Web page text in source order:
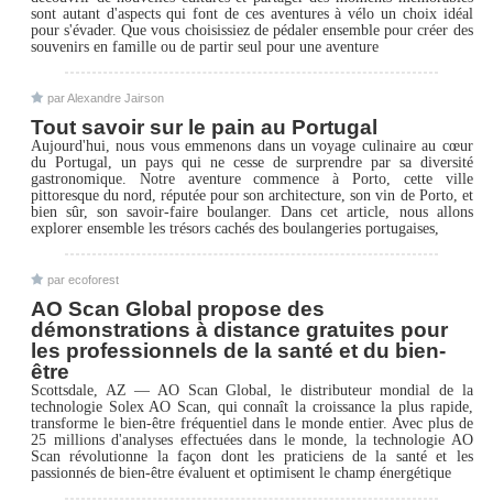
sont autant d'aspects qui font de ces aventures à vélo un choix idéal
pour s'évader. Que vous choisissiez de pédaler ensemble pour créer des
souvenirs en famille ou de partir seul pour une aventure
par Alexandre Jairson
Tout savoir sur le pain au Portugal
Aujourd'hui, nous vous emmenons dans un voyage culinaire au cœur
du Portugal, un pays qui ne cesse de surprendre par sa diversité
gastronomique. Notre aventure commence à Porto, cette ville
pittoresque du nord, réputée pour son architecture, son vin de Porto, et
bien sûr, son savoir-faire boulanger. Dans cet article, nous allons
explorer ensemble les trésors cachés des boulangeries portugaises,
par ecoforest
AO Scan Global propose des
démonstrations à distance gratuites pour
les professionnels de la santé et du bien-
être
Scottsdale, AZ — AO Scan Global, le distributeur mondial de la
technologie Solex AO Scan, qui connaît la croissance la plus rapide,
transforme le bien-être fréquentiel dans le monde entier. Avec plus de
25 millions d'analyses effectuées dans le monde, la technologie AO
Scan révolutionne la façon dont les praticiens de la santé et les
passionnés de bien-être évaluent et optimisent le champ énergétique